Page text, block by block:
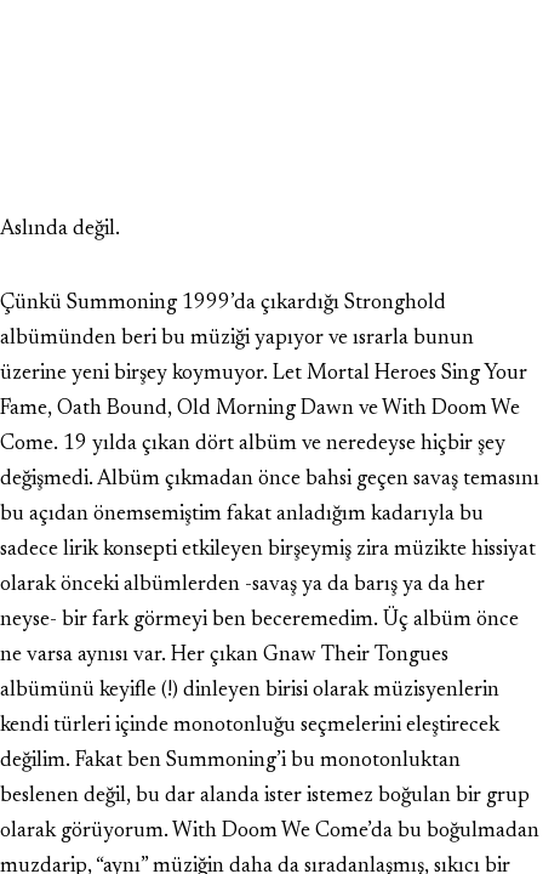
Aslında değil.
Çünkü Summoning 1999’da çıkardığı Stronghold
albümünden beri bu müziği yapıyor ve ısrarla bunun
üzerine yeni birşey koymuyor. Let Mortal Heroes Sing Your
Fame, Oath Bound, Old Morning Dawn ve With Doom We
Come. 19 yılda çıkan dört albüm ve neredeyse hiçbir şey
değişmedi. Albüm çıkmadan önce bahsi geçen savaş temasını
bu açıdan önemsemiştim fakat anladığım kadarıyla bu
sadece lirik konsepti etkileyen birşeymiş zira müzikte hissiyat
olarak önceki albümlerden -savaş ya da barış ya da her
neyse- bir fark görmeyi ben beceremedim. Üç albüm önce
ne varsa aynısı var. Her çıkan Gnaw Their Tongues
albümünü keyifle (!) dinleyen birisi olarak müzisyenlerin
kendi türleri içinde monotonluğu seçmelerini eleştirecek
değilim. Fakat ben Summoning’i bu monotonluktan
beslenen değil, bu dar alanda ister istemez boğulan bir grup
olarak görüyorum. With Doom We Come’da bu boğulmadan
muzdarip, “aynı” müziğin daha da sıradanlaşmış, sıkıcı bir